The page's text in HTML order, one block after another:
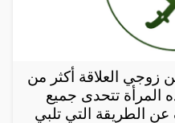
العلاقة أكثر من
المرأة تتحدى جميع
الطريقة التي تلبي